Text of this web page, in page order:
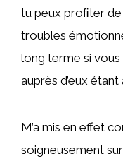
tu peux proﬁter
troubles
long terme si
auprès d’eux
M’a mis en effet
soigneusement